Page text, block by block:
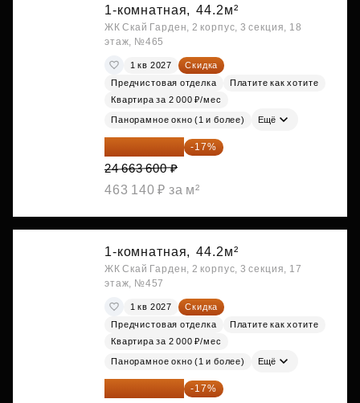
1-комнатная, 44.2м²
ЖК Скай Гарден, 2 корпус, 3 секция, 18
этаж, №465
1 кв 2027
Скидка
Предчистовая отделка
Платите как хотите
Квартира за 2 000 ₽/мес
Панорамное окно (1 и более) Ещё
20 470 788 ₽ -17%
24 663 600 ₽
463 140 ₽ за м²
1-комнатная, 44.2м²
ЖК Скай Гарден, 2 корпус, 3 секция, 17
этаж, №457
1 кв 2027
Скидка
Предчистовая отделка
Платите как хотите
Квартира за 2 000 ₽/мес
Панорамное окно (1 и более) Ещё
20 470 788 ₽ -17%